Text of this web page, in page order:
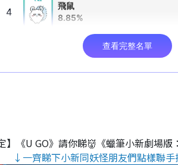
】《U GO》請你睇👹《蠟筆小新劇場
↓一齊睇下小新同妖怪朋友們點樣聯